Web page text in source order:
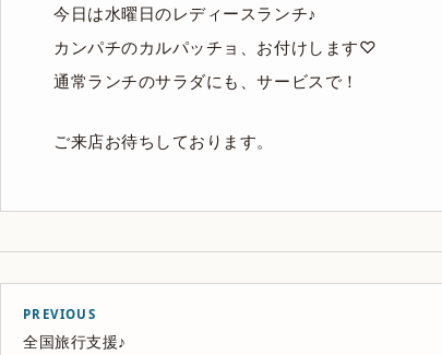
今日は水曜日のレディースランチ♪
カンパチのカルパッチョ、お付けします♡
通常ランチのサラダにも、サービスで！
ご来店お待ちしております。
PREVIOUS
全国旅行支援♪